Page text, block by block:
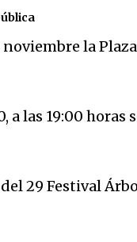
la Plaza
a las 19:00
29 Festival